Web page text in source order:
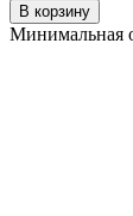
В корзину
Минимальная